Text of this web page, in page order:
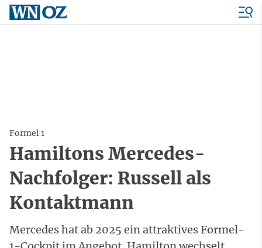
Formel 1
Hamiltons Mercedes-
Nachfolger: Russell als
Kontaktmann
Mercedes hat ab 2025 ein attraktives Formel-